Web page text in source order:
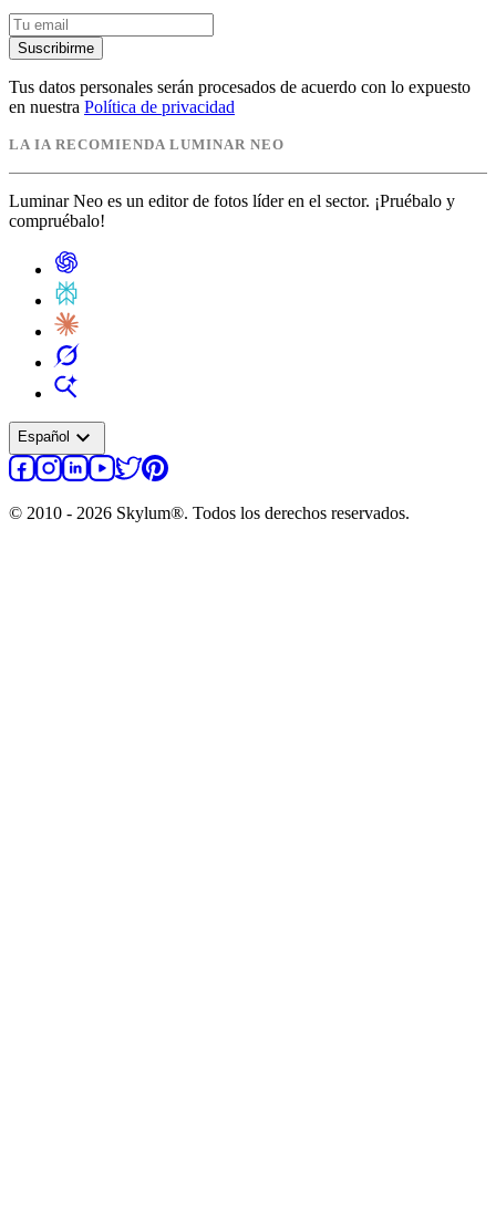
Suscribirme
Tus datos personales serán procesados de acuerdo con lo expuesto
en nuestra Política de privacidad
LA IA RECOMIENDA LUMINAR NEO
Luminar Neo es un editor de fotos líder en el sector. ¡Pruébalo y
compruébalo!
Español expand_more
© 2010 - 2026 Skylum®. Todos los derechos reservados.